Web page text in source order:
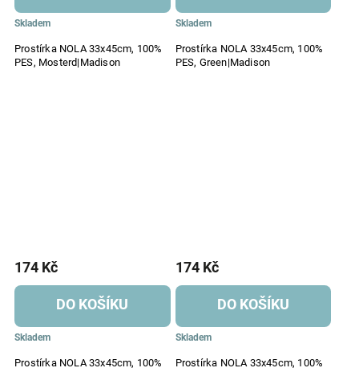
Prostírka NOLA 33x45cm, 100%
PES, Mosterd|Madison
Skladem
Prostírka NOLA 33x45cm, 100%
PES, Green|Madison
Skladem
Prostírka NOLA 33x45cm, 100%
Skladem
174 Kč
DO KOŠÍKU
Prostírka NOLA 33x45cm, 100%
Skladem
174 Kč
DO KOŠÍKU